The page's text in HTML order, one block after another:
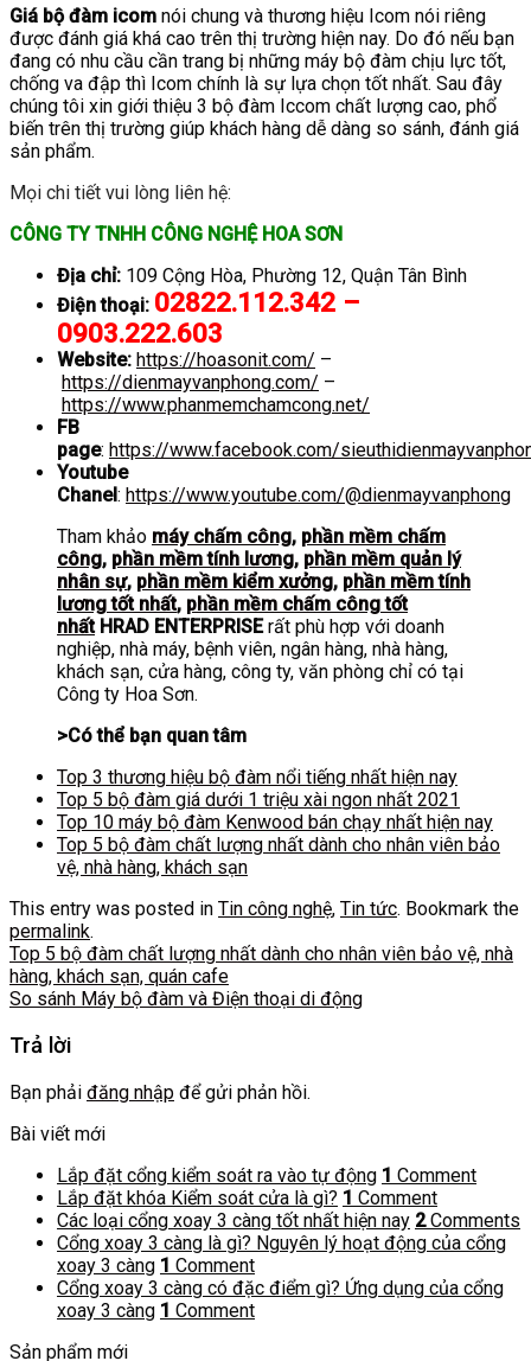
Giá bộ đàm icom nói chung và thương hiệu Icom nói riêng
được đánh giá khá cao trên thị trường hiện nay. Do đó nếu bạn
đang có nhu cầu cần trang bị những máy bộ đàm chịu lực tốt,
chống va đập thì Icom chính là sự lựa chọn tốt nhất. Sau đây
chúng tôi xin giới thiệu 3 bộ đàm Iccom chất lượng cao, phổ
biến trên thị trường giúp khách hàng dễ dàng so sánh, đánh giá
sản phẩm.
Mọi chi tiết vui lòng liên hệ:
CÔNG TY TNHH CÔNG NGHỆ HOA SƠN
Địa chỉ: 109 Cộng Hòa, Phường 12, Quận Tân Bình
Điện thoại: 02822.112.342 –
0903.222.603
Website: https://hoasonit.com/ –
https://dienmayvanphong.com/ –
https://www.phanmemchamcong.net/
FB
page: https://www.facebook.com/
Youtube
Chanel: https://www.youtube.com/@dienmayvanphong
Tham khảo máy chấm công, phần mềm chấm
công, phần mềm tính lương, phần mềm quản lý
nhân sự, phần mềm kiểm xưởng, phần mềm tính
lương tốt nhất, phần mềm chấm công tốt
nhất HRAD ENTERPRISErất phù hợp với doanh
nghiệp, nhà máy, bệnh viên, ngân hàng, nhà hàng,
khách sạn, cửa hàng, công ty, văn phòng chỉ có tại
Công ty Hoa Sơn.
>Có thể bạn quan tâm
Top 3 thương hiệu bộ đàm nổi tiếng nhất hiện nay
Top 5 bộ đàm giá dưới 1 triệu xài ngon nhất 2021
Top 10 máy bộ đàm Kenwood bán chạy nhất hiện nay
Top 5 bộ đàm chất lượng nhất dành cho nhân viên bảo
vệ, nhà hàng, khách sạn
This entry was posted in Tin công nghệ, Tin tức. Bookmark the
permalink.
Top 5 bộ đàm chất lượng nhất dành cho nhân viên bảo vệ, nhà
hàng, khách sạn, quán cafe
So sánh Máy bộ đàm và Điện thoại di động
Trả lời
Bạn phải đăng nhập để gửi phản hồi.
Bài viết mới
Lắp đặt cổng kiểm soát ra vào tự động 1 Comment
Lắp đặt khóa Kiểm soát cửa là gì? 1 Comment
Các loại cổng xoay 3 càng tốt nhất hiện nay 2Comments
Cổng xoay 3 càng là gì? Nguyên lý hoạt động của cổng
xoay 3 càng 1 Comment
Cổng xoay 3 càng có đặc điểm gì? Ứng dụng của cổng
xoay 3 càng 1 Comment
Sản phẩm mới